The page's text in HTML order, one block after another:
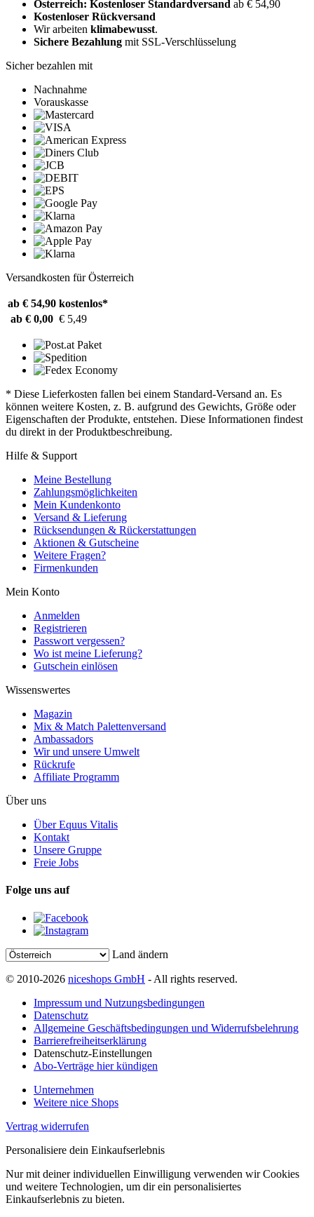
Österreich: Kostenloser Standardversand ab € 54,90
Kostenloser Rückversand
Wir arbeiten klimabewusst.
Sichere Bezahlung mit SSL-Verschlüsselung
Sicher bezahlen mit
Nachnahme
Vorauskasse
Versandkosten für Österreich
ab € 54,90 kostenlos*
ab € 0,00 € 5,49
* Diese Lieferkosten fallen bei einem Standard-Versand an. Es
können weitere Kosten, z. B. aufgrund des Gewichts, Größe oder
Eigenschaften der Produkte, entstehen. Diese Informationen findest
du direkt in der Produktbeschreibung.
Hilfe & Support
Meine Bestellung
Zahlungsmöglichkeiten
Mein Kundenkonto
Versand & Lieferung
Rücksendungen & Rückerstattungen
Aktionen & Gutscheine
Weitere Fragen?
Firmenkunden
Mein Konto
Anmelden
Registrieren
Passwort vergessen?
Wo ist meine Lieferung?
Gutschein einlösen
Wissenswertes
Magazin
Mix & Match Palettenversand
Ambassadors
Wir und unsere Umwelt
Rückrufe
Affiliate Programm
Über uns
Über Equus Vitalis
Kontakt
Unsere Gruppe
Freie Jobs
Folge uns auf
Land ändern
© 2010-2026 niceshops GmbH - All rights reserved.
Impressum und Nutzungsbedingungen
Datenschutz
Allgemeine Geschäftsbedingungen und Widerrufsbelehrung
Barrierefreiheitserklärung
Datenschutz-Einstellungen
Abo-Verträge hier kündigen
Unternehmen
Weitere nice Shops
Vertrag widerrufen
Personalisiere dein Einkaufserlebnis
Nur mit deiner individuellen Einwilligung verwenden wir Cookies
und weitere Technologien, um dir ein personalisiertes
Einkaufserlebnis zu bieten.